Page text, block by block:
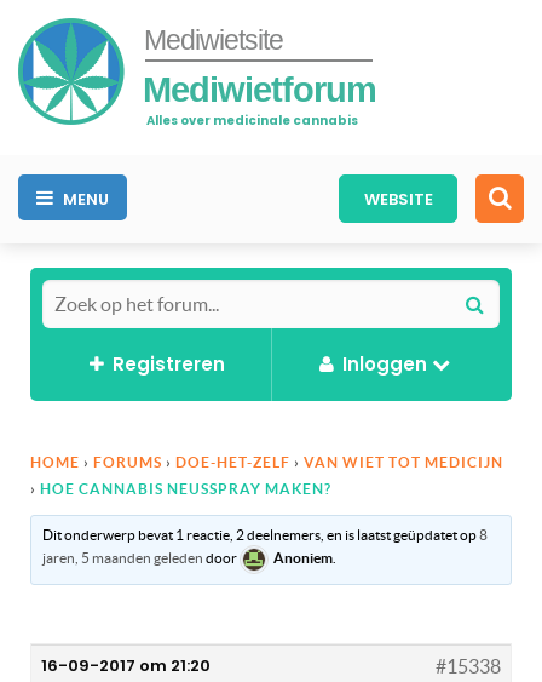
Mediwietsite
Mediwietforum
Alles over medicinale cannabis
MENU WEBSITE
Registreren Inloggen
HOME › FORUMS › DOE-HET-ZELF › VAN WIET TOT MEDICIJN
› HOE CANNABIS NEUSSPRAY MAKEN?
Dit onderwerp bevat 1 reactie, 2 deelnemers, en is laatst geüpdatet op8
jaren, 5 maanden geleden door Anoniem
16-09-2017 om 21:20 #15338